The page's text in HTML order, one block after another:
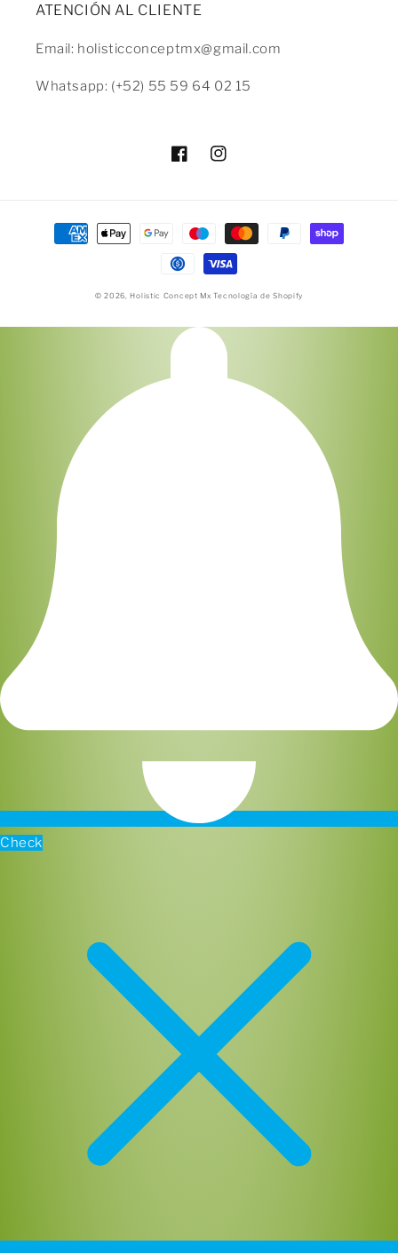
ATENCIÓN AL CLIENTE
Email: holisticconceptmx@gmail.com
Whatsapp: (+52) 55 59 64 02 15
FacebookInstagram
Formas
© 2026, Holistic Concept Mx Tecnología de Shopify
Check